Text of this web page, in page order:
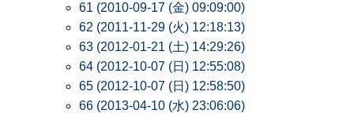
61 (2010-09-17 (金) 09:09:00)
62 (2011-11-29 (火) 12:18:13)
63 (2012-01-21 (土) 14:29:26)
64 (2012-10-07 (日) 12:55:08)
65 (2012-10-07 (日) 12:58:50)
66 (2013-04-10 (水) 23:06:06)